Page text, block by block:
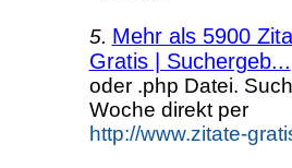
5. Mehr als 5900
Gratis | Suchergeb...
oder .php Datei.
Woche direkt per
http://www.zitate-